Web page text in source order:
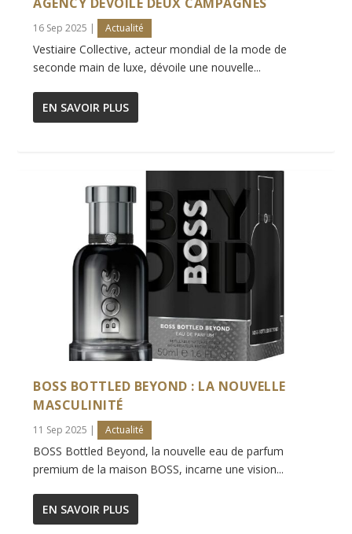
16 Sep 2025 | Actualité
Vestiaire Collective, acteur mondial de la mode de
seconde main de luxe, dévoile une nouvelle...
EN SAVOIR PLUS
BOSS BOTTLED BEYOND : LA NOUVELLE
MASCULINITÉ
11 Sep 2025 | Actualité
BOSS Bottled Beyond, la nouvelle eau de parfum
premium de la maison BOSS, incarne une vision...
EN SAVOIR PLUS